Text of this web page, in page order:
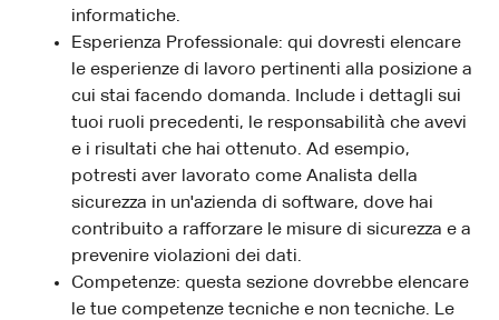
informatiche.
Esperienza Professionale: qui dovresti elencare
le esperienze di lavoro pertinenti alla posizione a
cui stai facendo domanda. Include i dettagli sui
tuoi ruoli precedenti, le responsabilità che avevi
e i risultati che hai ottenuto. Ad esempio,
potresti aver lavorato come Analista della
sicurezza in un'azienda di software, dove hai
contribuito a rafforzare le misure di sicurezza e a
prevenire violazioni dei dati.
Competenze: questa sezione dovrebbe elencare
le tue competenze tecniche e non tecniche. Le